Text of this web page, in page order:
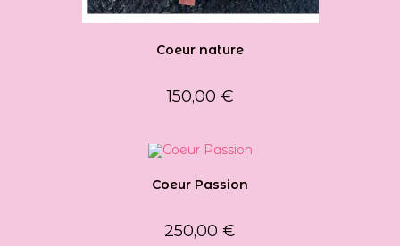
Coeur nature
150,00 €
Coeur Passion
250,00 €